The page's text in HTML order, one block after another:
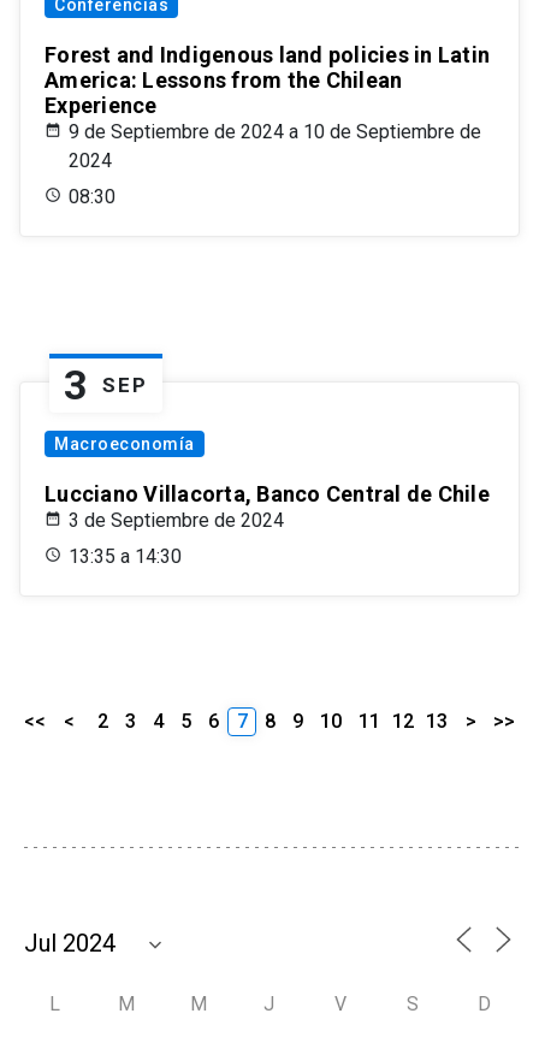
Conferencias
Forest and Indigenous land policies in Latin
America: Lessons from the Chilean
Experience
9 de Septiembre de 2024 a 10 de Septiembre de
2024
08:30
3 SEP
Macroeconomía
Lucciano Villacorta, Banco Central de Chile
3 de Septiembre de 2024
13:35 a 14:30
<< < 2 3 4 5 6 7 8 9 10 11 12 13 > >>
L M M J V S D